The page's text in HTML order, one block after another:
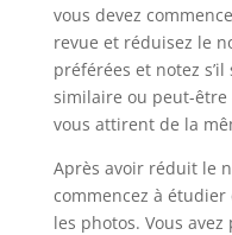
vous devez
revue et réduisez le
préférées et notez s’il
similaire ou peut-
vous attirent de la
Après avoir réduit le
commencez à
les photos. Vous